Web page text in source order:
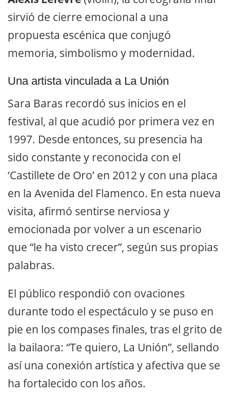
sirvió de cierre emocional a una
propuesta escénica que conjugó
memoria, simbolismo y modernidad.
Una artista vinculada a La Unión
Sara Baras recordó sus inicios en el
festival, al que acudió por primera vez en
1997. Desde entonces, su presencia ha
sido constante y reconocida con el
‘Castillete de Oro’ en 2012 y con una placa
en la Avenida del Flamenco. En esta nueva
visita, afirmó sentirse nerviosa y
emocionada por volver a un escenario
que “le ha visto crecer”, según sus propias
palabras.
El público respondió con ovaciones
durante todo el espectáculo y se puso en
pie en los compases finales, tras el grito de
la bailaora: “Te quiero, La Unión”, sellando
así una conexión artística y afectiva que se
ha fortalecido con los años.